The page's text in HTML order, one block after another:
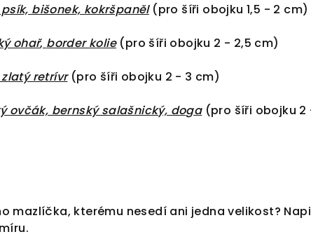
bišonek, kokršpaněl (pro šíři obojku 1,5 - 2 cm)
ohař, border kolie(pro šíři obojku 2 - 2,5 cm)
retrívr(pro šíři obojku 2 - 3 cm)
ovčák, bernský salašnický, doga(pro šíři obojku 2
mazlíčka, kterému nesedí ani jedna velikost?